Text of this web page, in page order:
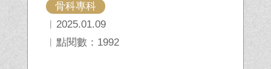
骨科專科
︱2025.01.09
︱點閱數：1992